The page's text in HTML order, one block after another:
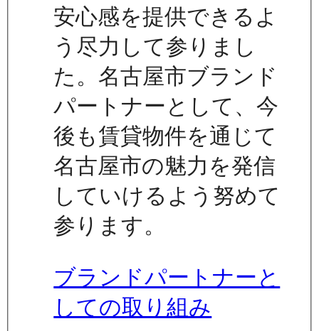
安心感を提供できるよ
う尽力して参りまし
た。名古屋市ブランド
パートナーとして、今
後も賃貸物件を通じて
名古屋市の魅力を発信
していけるよう努めて
参ります。
ブランドパートナーと
しての取り組み